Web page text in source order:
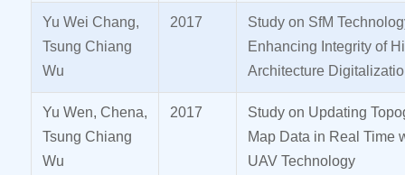
Yu Wei Chang,
Tsung Chiang
Wu
2017
Study on SfM
Enhancing Integrity of
Architecture
Yu Wen, Chena,
Tsung Chiang
Wu
2017
Study on Updating
Map Data in Real Time
UAV Technology